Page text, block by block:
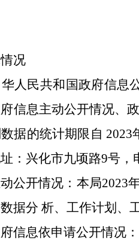
况
人民共和国政府信息
信息主动公开情况、
据的统计期限自 2023
：兴化市九顷路9号，
公开情况：本局2023
据分 析、工作计划、
府信息依申请公开情况：